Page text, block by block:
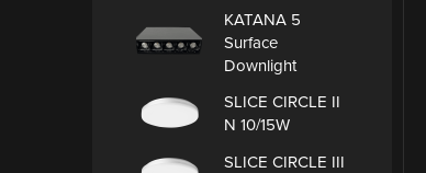
KATANA 5
Surface
Downlight
SLICE CIRCLE II
N 10/15W
SLICE CIRCLE III